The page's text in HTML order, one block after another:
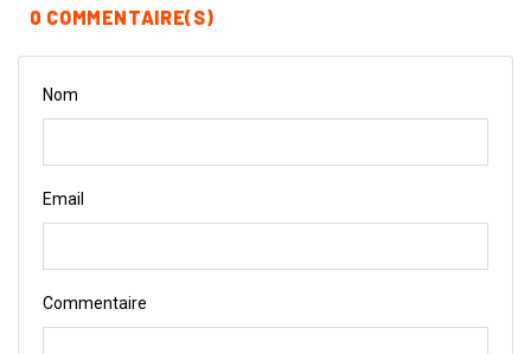
0 COMMENTAIRE(S)
Nom
Email
Commentaire